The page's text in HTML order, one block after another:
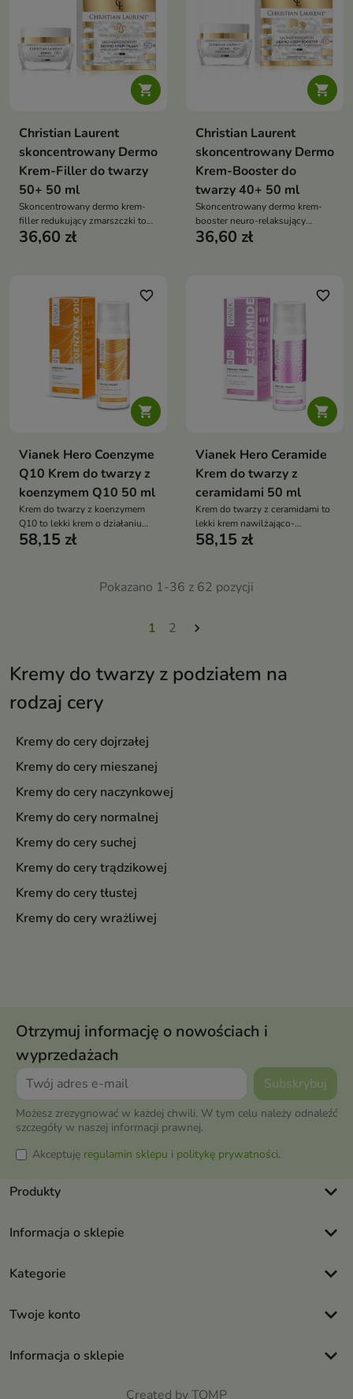
Kremy do twarzy z podziałem na
rodzaj cery
Kremy do cery dojrzałej
Kremy do cery mieszanej
Kremy do cery naczynkowej
Kremy do cery normalnej
Kremy do cery suchej
Kremy do cery trądzikowej
Kremy do cery tłustej
Kremy do cery wrażliwej

Christian Laurent
skoncentrowany Dermo
Krem-Filler do twarzy
50+ 50 ml
Skoncentrowany dermo krem-
filler redukujący zmarszczki to
zaawansowany krem
36,60 zł

Christian Laurent
skoncentrowany Dermo
Krem-Booster do
twarzy 40+ 50 ml
Skoncentrowany dermo krem-
booster neuro-relaksujący
Botulin Revolution to
mimiczne i poprawia napięcie
36,60 zł

favorite_border
Vianek Hero Coenzyme
Q10 Krem do twarzy z
koenzymem Q10 50 ml
Krem do twarzy z koenzymem
Q10 to lekki krem o działaniu
przeciwstarzeniowym, który
oraz intensywnie ją nawilża.
Dzięki zawartości koenzymu
promienną i pełną komfortu
58,15 zł

favorite_border
Vianek Hero Ceramide
Krem do twarzy z
ceramidami 50 ml
Krem do twarzy z ceramidami to
lekki krem nawilżająco-
regenerujący, który wzmacnia
nawilżenie oraz przywraca cerze
komfort i zdrowy wygląd
58,15 zł
Pokazano 1-36 z 62 pozycji
1 2 
Otrzymuj informację o nowościach i
wyprzedażach
Możesz zrezygnować w każdej chwili. W tym celu należy odnaleźć
szczegóły w naszej informacji prawnej.
Akceptuję regulamin sklepu i politykę prywatności.
Produkty keyboard_arrow_down
Informacja o sklepie keyboard_arrow_down
Kategorie keyboard_arrow_down
Twoje konto keyboard_arrow_down
Informacja o sklepie keyboard_arrow_down
Created by TOMP